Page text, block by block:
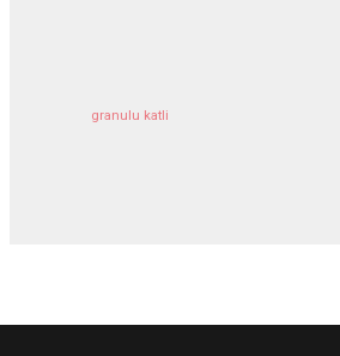
granulu katli